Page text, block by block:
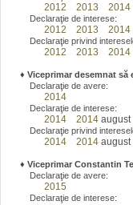
2012 2013 2014
Declaraţie de interese:
2012 2013 2014
Declaraţie privind
2012 2013 2014
♦ Viceprimar desemnat
Declaraţie de avere:
2014
Declaraţie de interese:
2014 2014
Declaraţie privind
2014 2014
♦ Viceprimar Constantin
Declaraţie de avere:
2015
Declaraţie de interese: